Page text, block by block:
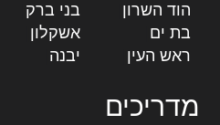
הוד השרון
בני ברק
בת ים
אשקלון
ראש העין
יבנה
מדריכים